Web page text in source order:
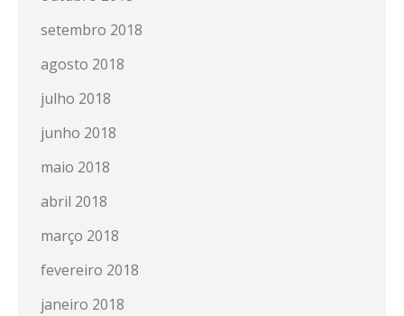
setembro 2018
agosto 2018
julho 2018
junho 2018
maio 2018
abril 2018
março 2018
fevereiro 2018
janeiro 2018